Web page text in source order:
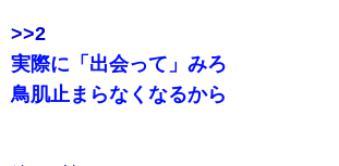
>>2
実際に「出会って」みろ
鳥肌止まらなくなるから